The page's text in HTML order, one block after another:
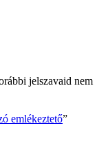
jelszavaid nem
emlékeztető”